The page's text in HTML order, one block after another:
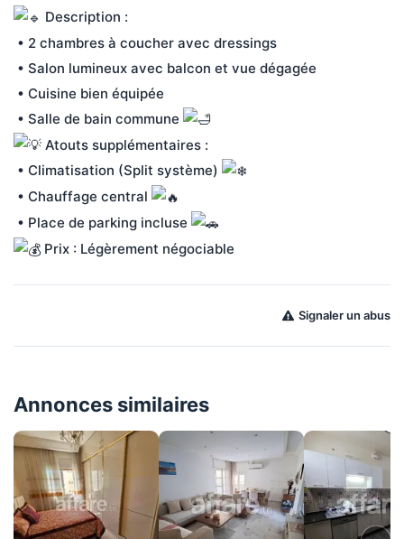
Description :
• 2 chambres à coucher avec dressings
• Salon lumineux avec balcon et vue dégagée
• Cuisine bien équipée
• Salle de bain commune
Atouts supplémentaires :
• Climatisation (Split système)
• Chauffage central
• Place de parking incluse
Prix : Légèrement négociable
Signaler un abus
Annonces similaires